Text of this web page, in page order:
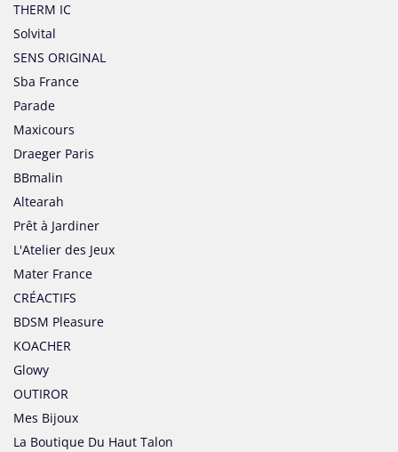
THERM IC
Solvital
SENS ORIGINAL
Sba France
Parade
Maxicours
Draeger Paris
BBmalin
Altearah
Prêt à Jardiner
L'Atelier des Jeux
Mater France
CRÉACTIFS
BDSM Pleasure
KOACHER
Glowy
OUTIROR
Mes Bijoux
La Boutique Du Haut Talon